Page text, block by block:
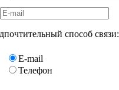
способ связи:
E-mail
Телефон